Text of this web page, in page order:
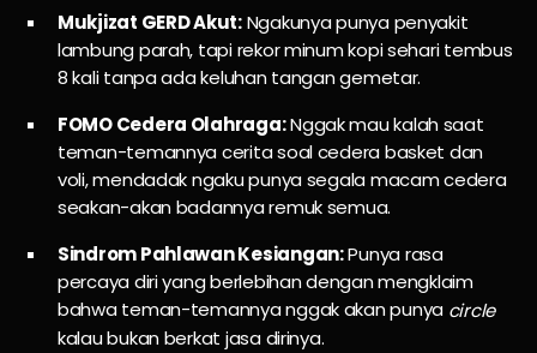
Mukjizat GERD Akut:Ngakunya punya penyakit
lambung parah, tapi rekor minum kopi sehari tembus
8 kali tanpa ada keluhan tangan gemetar.
FOMO Cedera Olahraga:Nggak mau kalah saat
teman-temannya cerita soal cedera basket dan
voli, mendadak ngaku punya segala macam cedera
seakan-akan badannya remuk semua.
Sindrom Pahlawan Kesiangan:Punya rasa
percaya diri yang berlebihan dengan mengklaim
bahwa teman-temannya nggak akan punya circle
kalau bukan berkat jasa dirinya.